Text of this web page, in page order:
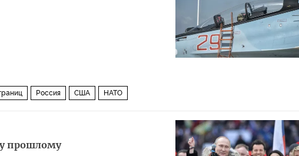
Россия США НАТО
прошлому